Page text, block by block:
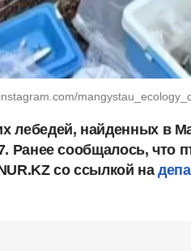
лебедей, найденных в
Ранее сообщалось, что
со ссылкой на